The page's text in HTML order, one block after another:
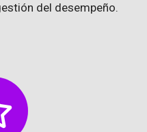
del desempeño.